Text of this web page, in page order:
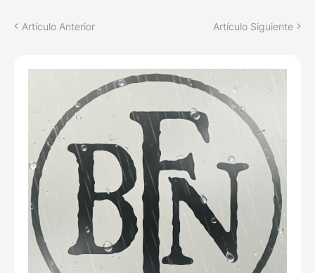
Artículo Anterior Artículo Siguiente